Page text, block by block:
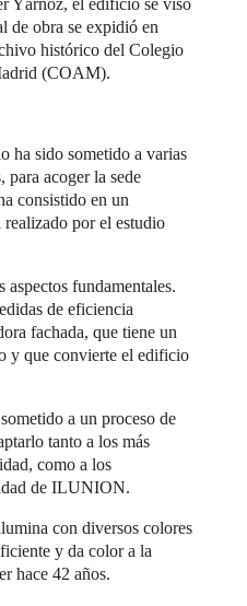
Yárnoz, el edificio se visó
de obra se expidió en
histórico del Colegio
(COAM).
ha sido sometido a varias
para acoger la sede
consistido en un
por el estudio
fundamentales.
de eficiencia
fachada, que tiene un
y que convierte el edificio
a un proceso de
tanto a los más
como a los
de ILUNION.
con diversos colores
y da color a la
hace 42 años.